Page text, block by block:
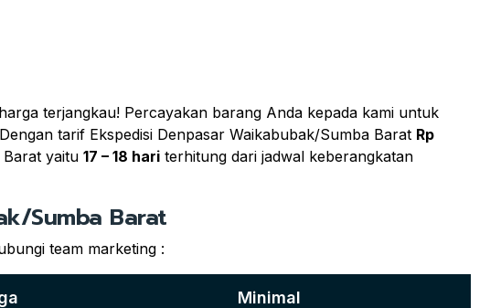
terjangkau! Percayakan barang Anda kepada kami untuk
tarif Ekspedisi Denpasar Waikabubak/Sumba Barat Rp
Barat yaitu 17 – 18 hari terhitung dari jadwal keberangkatan
Sumba Barat
team marketing :
Minimal